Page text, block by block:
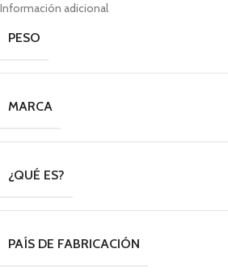
Información adicional
PESO
MARCA
¿QUÉ ES?
PAÍS DE FABRICACIÓN